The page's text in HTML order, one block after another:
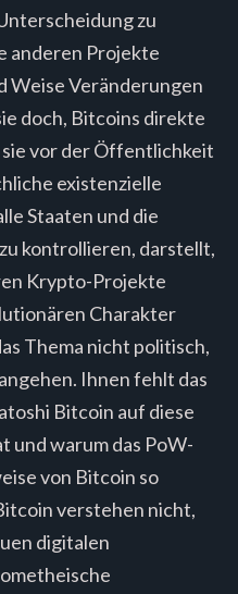
zu
anderen Projekte
Weise Veränderungen
doch, Bitcoins direkte
vor der Öffentlichkeit
existenzielle
Staaten und die
kontrollieren, darstellt,
Krypto-Projekte
Charakter
Thema nicht politisch,
Ihnen fehlt das
Bitcoin auf diese
und warum das PoW-
von Bitcoin so
verstehen nicht,
digitalen